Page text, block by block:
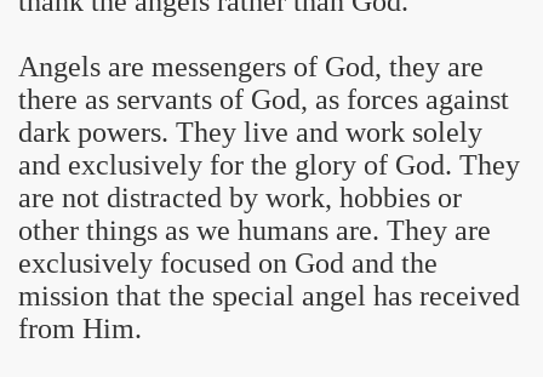
Angels are messengers of God, they are
there as servants of God, as forces against
dark powers. They live and work solely
and exclusively for the glory of God. They
are not distracted by work, hobbies or
other things as we humans are. They are
exclusively focused on God and the
mission that the special angel has received
from Him.